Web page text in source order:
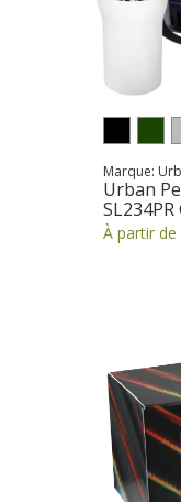
Marque:
Urban
À partir de